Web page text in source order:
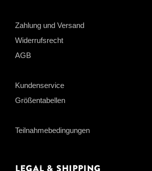
Zahlung und Versand
Widerrufsrecht
AGB
Kundenservice
Größentabellen
Teilnahmebedingungen